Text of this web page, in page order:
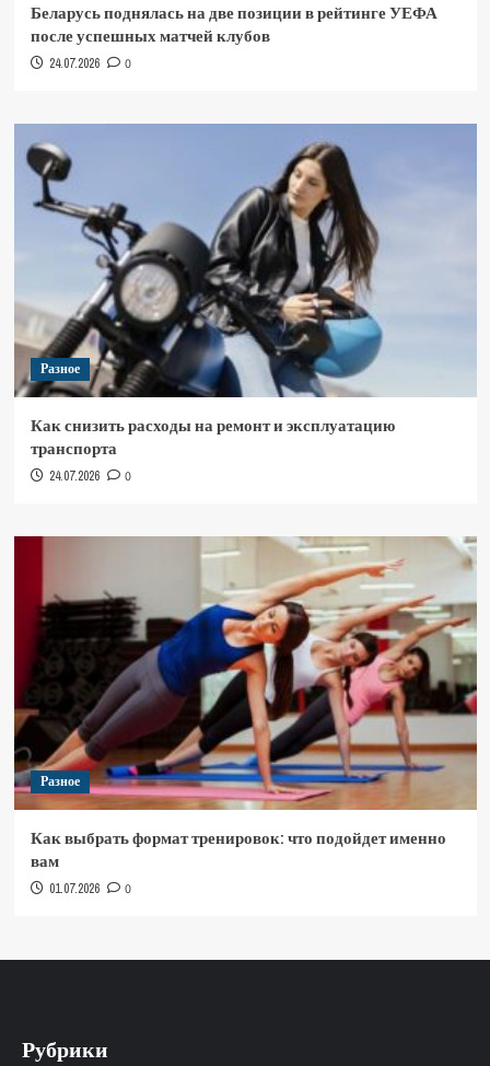
Беларусь поднялась на две позиции в рейтинге УЕФА
после успешных матчей клубов
24.07.2026 0
Разное
Как снизить расходы на ремонт и эксплуатацию
транспорта
24.07.2026 0
Разное
Как выбрать формат тренировок: что подойдет именно
вам
01.07.2026 0
Рубрики